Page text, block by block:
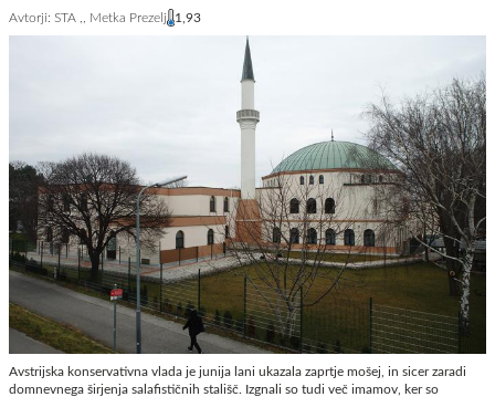
Avtorji: STA ,, Metka Prezelj 1,93
Avstrijska konservativna vlada je junija lani ukazala zaprtje mošej, in sicer zaradi
domnevnega širjenja salafističnih stališč. Izgnali so tudi več imamov, ker so